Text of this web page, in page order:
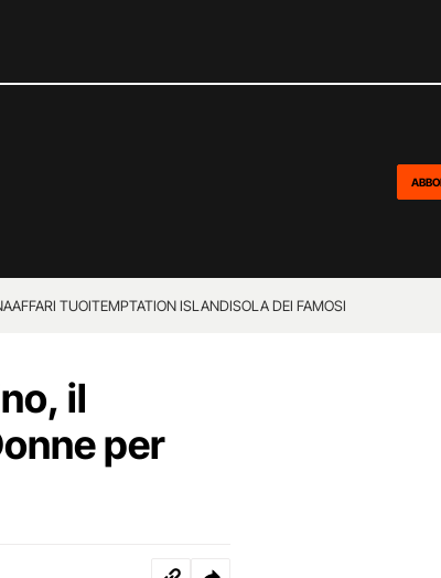
AFFARI TUOITEMPTATION ISLANDISOLA DEI FAMOSI
il
per